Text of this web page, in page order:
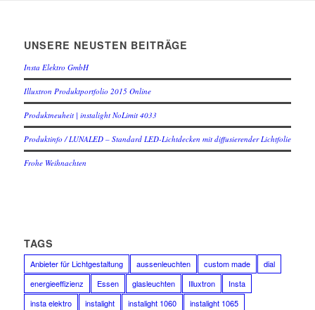
UNSERE NEUSTEN BEITRÄGE
Insta Elektro GmbH
Illuxtron Produktportfolio 2015 Online
Produktneuheit | instalight NoLimit 4033
Produktinfo / LUNALED – Standard LED-Lichtdecken mit diffusierender Lichtfolie
Frohe Weihnachten
TAGS
Anbieter für Lichtgestaltung aussenleuchten custom made
dial
energieeffizienz
Essen glasleuchten Illuxtron
Insta
insta elektro
instalight instalight 1060
instalight 1065